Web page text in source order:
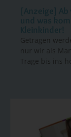
[Anzeige] Ab
und was
Kleinkinder!
Getragen
nur wir als
Trage bis ins